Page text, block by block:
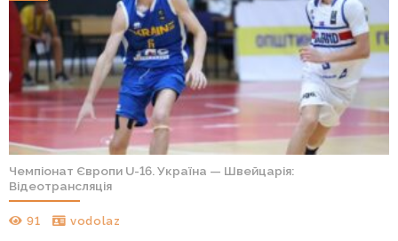
Чемпіонат Європи U-16. Україна — Швейцарія:
Відеотрансляція
91 vodolaz